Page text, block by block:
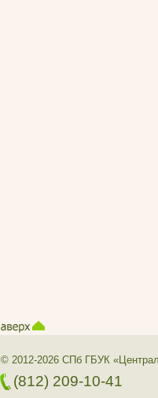
© 2012-2026 СПб ГБУК
(812) 209-10-41